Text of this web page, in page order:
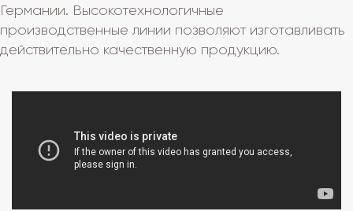
Германии. Высокотехнологичные
производственные линии позволяют изготавливать
действительно качественную продукцию.